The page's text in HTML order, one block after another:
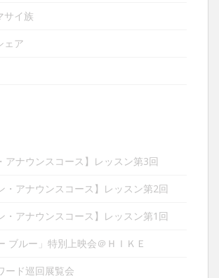
サイ族
ェア
アナウンスコース】レッスン第3回
・アナウンスコース】レッスン第2回
・アナウンスコース】レッスン第1回
ブルー」特別上映会＠ＨＩＫＥ
ード巡回展覧会